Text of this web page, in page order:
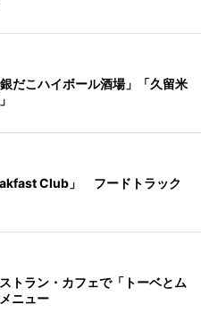
だこハイボール酒場」「久留米
Club」 フードトラック
トラン・カフェで「トーベとム
ニュー